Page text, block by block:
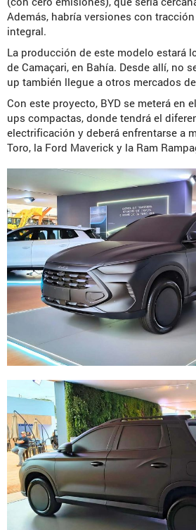
Además, habría versiones con
integral.
La producción de este modelo estará
de Camaçari, en Bahía. Desde allí, no
up también llegue a otros mercados
Con este proyecto, BYD se meterá en
ups compactas, donde tendrá el
electrificación y deberá enfrentarse a
Toro, la Ford Maverick y la Ram